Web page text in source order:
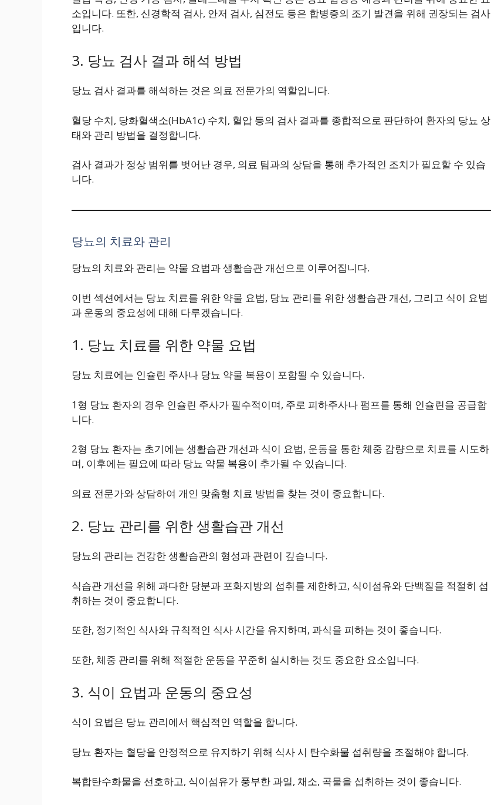
소입니다. 또한, 신경학적 검사, 안저 검사, 심전도 등은 합병증의 조기 발견을 위해 권장되는 검사
입니다.
3. 당뇨 검사 결과 해석 방법
당뇨 검사 결과를 해석하는 것은 의료 전문가의 역할입니다.
혈당 수치, 당화혈색소(HbA1c) 수치, 혈압 등의 검사 결과를 종합적으로 판단하여 환자의 당뇨 상
태와 관리 방법을 결정합니다.
검사 결과가 정상 범위를 벗어난 경우, 의료 팀과의 상담을 통해 추가적인 조치가 필요할 수 있습
니다.
당뇨의 치료와 관리
당뇨의 치료와 관리는 약물 요법과 생활습관 개선으로 이루어집니다.
이번 섹션에서는 당뇨 치료를 위한 약물 요법, 당뇨 관리를 위한 생활습관 개선, 그리고 식이 요법
과 운동의 중요성에 대해 다루겠습니다.
1. 당뇨 치료를 위한 약물 요법
당뇨 치료에는 인슐린 주사나 당뇨 약물 복용이 포함될 수 있습니다.
1형 당뇨 환자의 경우 인슐린 주사가 필수적이며, 주로 피하주사나 펌프를 통해 인슐린을 공급합
니다.
2형 당뇨 환자는 초기에는 생활습관 개선과 식이 요법, 운동을 통한 체중 감량으로 치료를 시도하
며, 이후에는 필요에 따라 당뇨 약물 복용이 추가될 수 있습니다.
의료 전문가와 상담하여 개인 맞춤형 치료 방법을 찾는 것이 중요합니다.
2. 당뇨 관리를 위한 생활습관 개선
당뇨의 관리는 건강한 생활습관의 형성과 관련이 깊습니다.
식습관 개선을 위해 과다한 당분과 포화지방의 섭취를 제한하고, 식이섬유와 단백질을 적절히 섭
취하는 것이 중요합니다.
또한, 정기적인 식사와 규칙적인 식사 시간을 유지하며, 과식을 피하는 것이 좋습니다.
또한, 체중 관리를 위해 적절한 운동을 꾸준히 실시하는 것도 중요한 요소입니다.
3. 식이 요법과 운동의 중요성
식이 요법은 당뇨 관리에서 핵심적인 역할을 합니다.
당뇨 환자는 혈당을 안정적으로 유지하기 위해 식사 시 탄수화물 섭취량을 조절해야 합니다.
복합탄수화물을 선호하고, 식이섬유가 풍부한 과일, 채소, 곡물을 섭취하는 것이 좋습니다.